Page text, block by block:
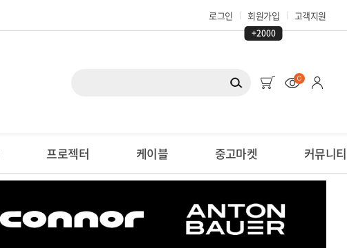
로그인 회원가입
+2000
고객지원
0
프로젝터 케이블 중고마켓 커뮤니티